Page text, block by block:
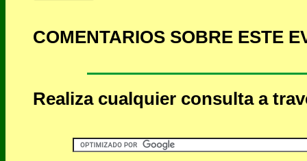
COMENTARIOS SOBRE ESTE
Realiza cualquier consulta a